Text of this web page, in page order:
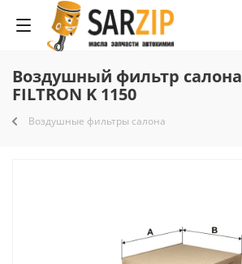
Воздушный фильтр салона
FILTRON K 1150
Воздушные фильтры салона